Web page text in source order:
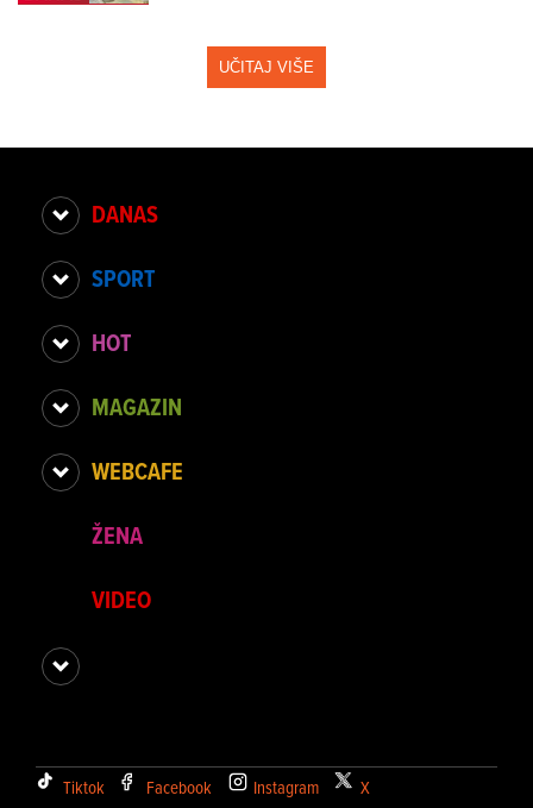
UČITAJ VIŠE
DANAS
SPORT
HOT
MAGAZIN
WEBCAFE
ŽENA
VIDEO
Tiktok Facebook Instagram X